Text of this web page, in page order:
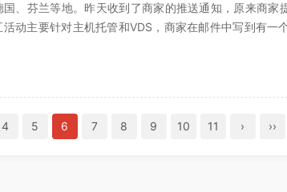
国、芬兰等地。昨天收到了商家的推送通知，原来商家
活动主要针对主机托管和VDS，商家在邮件中写到有一
4 5 6 7 8 9 10 11 › ››